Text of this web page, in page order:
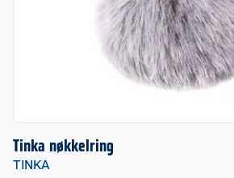
Tinka nøkkelring
TINKA